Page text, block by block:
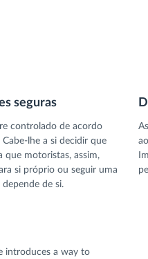
seguras
controlado de acordo
lhe a si decidir que
que motoristas, assim,
si próprio ou seguir uma
de si.
introduces a way to